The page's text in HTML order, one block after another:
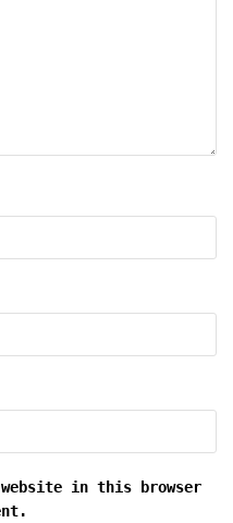
website in this browser